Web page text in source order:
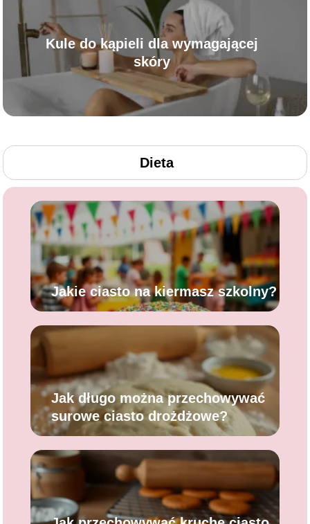
Kule do kąpieli dla wymagającej
skóry
Dieta
Jakie ciasto na kiermasz szkolny?
Jak długo można przechowywać
surowe ciasto drożdżowe?